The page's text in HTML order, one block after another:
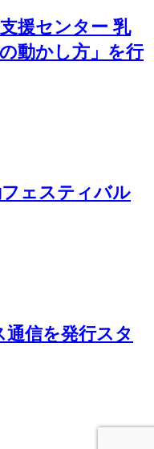
援センター 乳
動かし方」を行
ェスティバル
信を発行スタ